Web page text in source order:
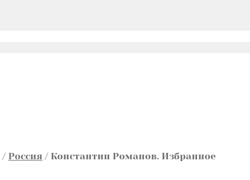
/ Россия / Константин Романов. Избранное